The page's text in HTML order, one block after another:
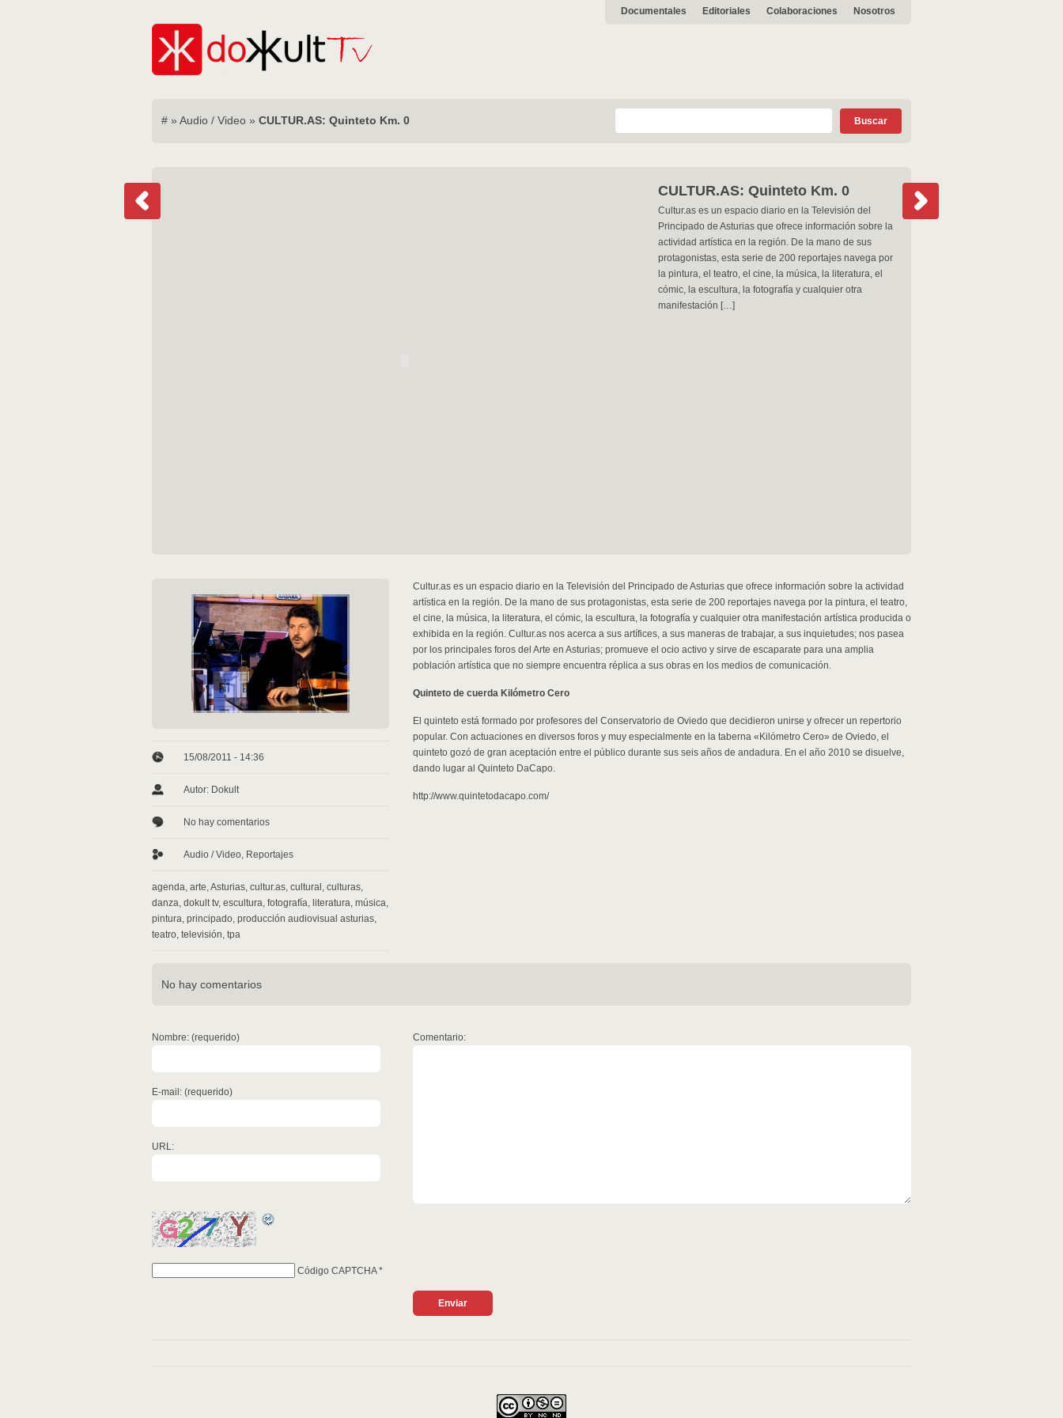
Documentales Editoriales Colaboraciones Nosotros
# » Audio / Video » CULTUR.AS: Quinteto Km. 0
CULTUR.AS: Quinteto Km. 0
Cultur.as es un espacio diario en la Televisión del
Principado de Asturias que ofrece información sobre la
actividad artística en la región. De la mano de sus
protagonistas, esta serie de 200 reportajes navega por
la pintura, el teatro, el cine, la música, la literatura, el
cómic, la escultura, la fotografía y cualquier otra
manifestación […]
15/08/2011 - 14:36
Autor: Dokult
No hay comentarios
Audio / Video, Reportajes
agenda, arte,Asturias, cultur.as, cultural , culturas,
danza, dokult tv, escultura, fotografía, literatura, música,
pintura, principado, producción audiovisual asturias,
teatro, televisión, tpa
Cultur.as es un espacio diario en la Televisión del Principado de Asturias que ofrece información sobre la actividad
artística en la región. De la mano de sus protagonistas, esta serie de 200 reportajes navega por la pintura, el teatro,
el cine, la música, la literatura, el cómic, la escultura, la fotografía y cualquier otra manifestación artística producida o
exhibida en la región. Cultur.as nos acerca a sus artífices, a sus maneras de trabajar, a sus inquietudes; nos pasea
por los principales foros del Arte en Asturias; promueve el ocio activo y sirve de escaparate para una amplia
población artística que no siempre encuentra réplica a sus obras en los medios de comunicación.
Quinteto de cuerda Kilómetro Cero
El quinteto está formado por profesores del Conservatorio de Oviedo que decidieron unirse y ofrecer un repertorio
popular. Con actuaciones en diversos foros y muy especialmente en la taberna «Kilómetro Cero» de Oviedo, el
quinteto gozó de gran aceptación entre el público durante sus seis años de andadura. En el año 2010 se disuelve,
dando lugar al Quinteto DaCapo.
http://www.quintetodacapo.com/
No hay comentarios
Nombre: (requerido)
E-mail: (requerido)
URL:
Comentario:
Código CAPTCHA*